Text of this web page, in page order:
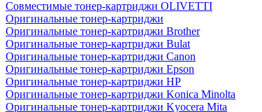
Совместимые тонер-картриджи OLIVETTI
Оригинальные тонер-картриджи
Оригинальные тонер-картриджи Brother
Оригинальные тонер-картриджи Bulat
Оригинальные тонер-картриджи Canon
Оригинальные тонер-картриджи Epson
Оригинальные тонер-картриджи HP
Оригинальные тонер-картриджи Konica Minolta
Оригинальные тонер-картриджи Kyocera Mita